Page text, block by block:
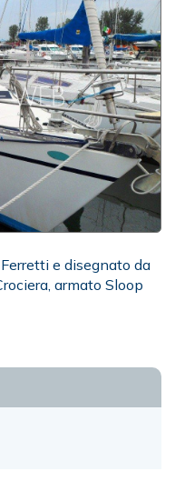
e disegnato da
armato Sloop